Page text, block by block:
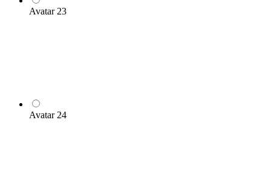
Avatar 23
Avatar 24